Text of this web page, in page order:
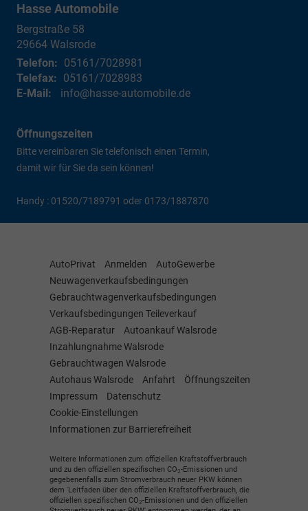
Hasse Automobile
Bergstraße 58
29664 Walsrode
Telefon: 05161/7028981
Telefax: 05161/7028983
E-Mail:
info@hasse-automobile.de
Öffnungszeiten
Bitte vereinbaren Sie telefonisch einen Termin,
damit wir für Sie da sein können!
Handy : 01520/7189791 oder 0173/1887870
AutoPrivat Anmelden
AutoGewerbe
Neuwagenverkaufsbedingungen
Gebrauchtwagenverkaufsbedingungen
Verkaufsbedingungen Teileverkauf
AGB-Reparatur
Autoankauf Walsrode
Inzahlungnahme Walsrode
Gebrauchtwagen Walsrode
Autohaus Walsrode
Anfahrt
Öffnungszeiten
Impressum
Datenschutz
Cookie-Einstellungen
Informationen zur Barrierefreiheit
Weitere Informationen zum offiziellen Kraftstoffverbrauch
und zu den offiziellen spezifischen CO2-Emissionen und
gegebenenfalls zum Stromverbrauch neuer PKW können
dem 'Leitfaden über den offiziellen Kraftstoffverbrauch, die
offiziellen spezifischen CO2-Emissionen und den offiziellen